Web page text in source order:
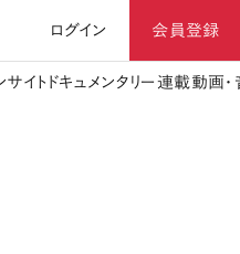
ログイン 会員登録
サイト ドキュメンタリー 連載動画